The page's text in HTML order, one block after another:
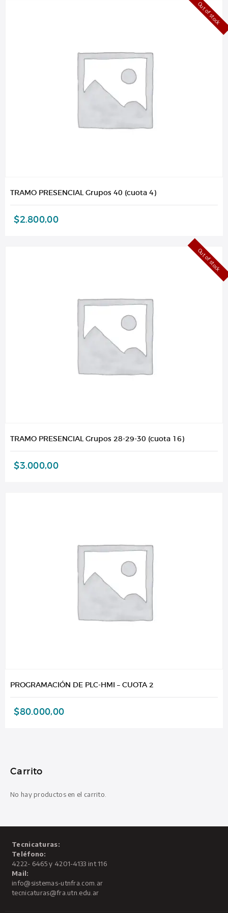
Out of stock
TRAMO PRESENCIAL Grupos 40 (cuota 4)
$2.800,00
Out of stock
TRAMO PRESENCIAL Grupos 28-29-30 (cuota 16)
$3.000,00
PROGRAMACIÓN DE PLC-HMI – CUOTA 2
$80.000,00
Carrito
No hay productos en el carrito.
Tecnicaturas:
Teléfono:
4222- 6465 y 4201-4133 int 116
Mail:
info@sistemas-utnfra.com.ar
tecnicaturas@fra.utn.edu.ar